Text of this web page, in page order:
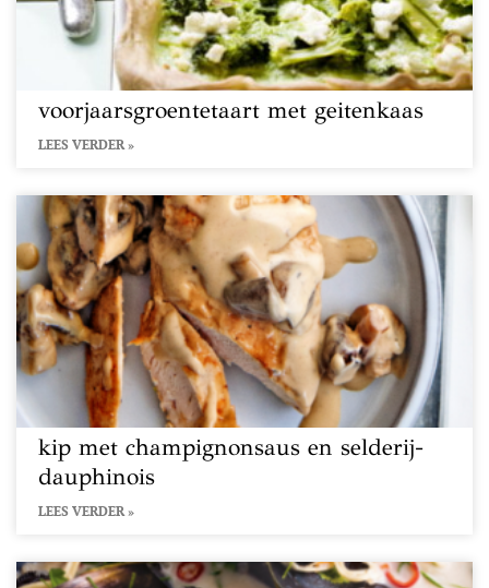
voorjaarsgroentetaart met geitenkaas
LEES VERDER »
kip met champignonsaus en selderij-
dauphinois
LEES VERDER »